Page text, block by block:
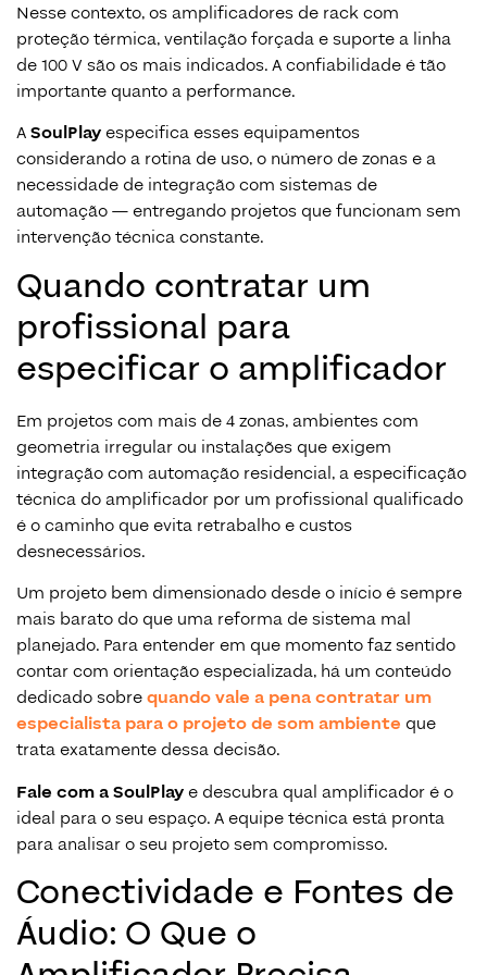
Nesse contexto, os amplificadores de rack com
proteção térmica, ventilação forçada e suporte a linha
de 100 V são os mais indicados. A confiabilidade é tão
importante quanto a performance.
ASoulPlayespecifica esses equipamentos
considerando a rotina de uso, o número de zonas e a
necessidade de integração com sistemas de
automação — entregando projetos que funcionam sem
intervenção técnica constante.
Quando contratar um
profissional para
especificar o amplificador
Em projetos com mais de 4 zonas, ambientes com
geometria irregular ou instalações que exigem
integração com automação residencial, a especificação
técnica do amplificador por um profissional qualificado
é o caminho que evita retrabalho e custos
desnecessários.
Um projeto bem dimensionado desde o início é sempre
mais barato do que uma reforma de sistema mal
planejado. Para entender em que momento faz sentido
contar com orientação especializada, há um conteúdo
dedicado sobrequando vale a pena contratar um
especialista para o projeto de som ambiente que
trata exatamente dessa decisão.
Fale com a SoulPlaye descubra qual amplificador é o
ideal para o seu espaço. A equipe técnica está pronta
para analisar o seu projeto sem compromisso.
Conectividade e Fontes de
Áudio: O Que o